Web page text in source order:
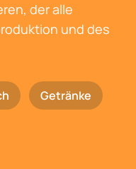
der alle
und des
Getränke